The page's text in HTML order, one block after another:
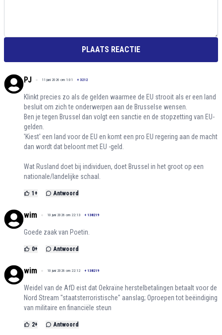
PLAATS REACTIE
PJ 11 juni 2026 om 1:01 + 3212
Klinkt precies zo als de gelden waarmee de EU strooit als er een land
besluit om zich te onderwerpen aan de Brusselse wensen.
Ben je tegen Brussel dan volgt een sanctie en de stopzetting van EU-
gelden.
'Kiest' een land voor de EU en komt een pro EU regering aan de macht
dan wordt dat beloont met EU -geld.
Wat Rusland doet bij individuen, doet Brussel in het groot op een
nationale/landelijke schaal.
1 + Antwoord
wim 10 juni 2026 om 22:13 + 138219
Goede zaak van Poetin.
0+ Antwoord
wim 10 juni 2026 om 22:12 + 138219
Weidel van de AfD eist dat Oekraïne herstelbetalingen betaalt voor de
Nord Stream "staatsterroristische" aanslag; Oproepen tot beëindiging
van militaire en financiële steun
2+ Antwoord